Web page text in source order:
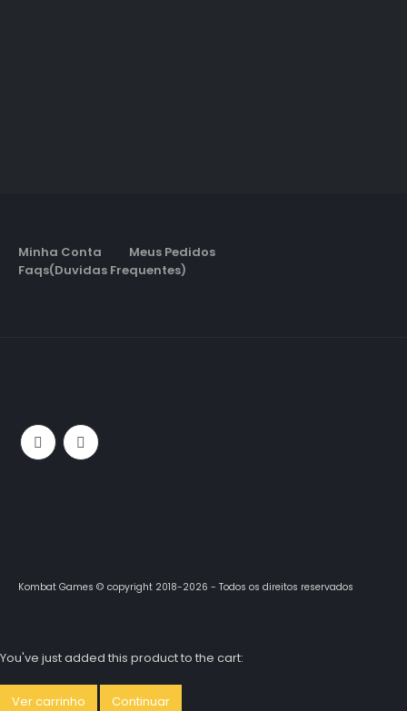
Minha Conta
Meus Pedidos
Faqs(Duvidas Frequentes)
Kombat Games © copyright 2018-2026 - Todos os direitos reservados
You've just added this product to the cart:
Ver carrinho Continuar